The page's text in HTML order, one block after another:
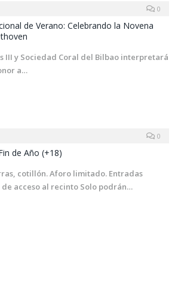
0
de Verano: Celebrando la Novena
III y Sociedad Coral del Bilbao interpretará
a…
0
de Año (+18)
cotillón. Aforo limitado. Entradas
acceso al recinto Solo podrán…